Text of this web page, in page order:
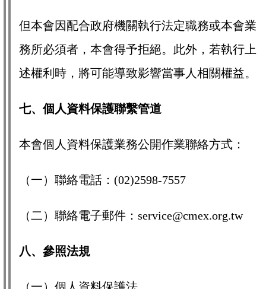
但本會因配合政府機關執行法定職務或本會業
務所必須者，本會得予拒絕。此外，若執行上
述權利時，將可能導致影響當事人相關權益。
七、個人資料保護聯繫管道
本會個人資料保護業務公開作業聯絡方式：
（一）聯絡電話：(02)2598-7557
（二）聯絡電子郵件：service@cmex.org.tw
八、參照法規